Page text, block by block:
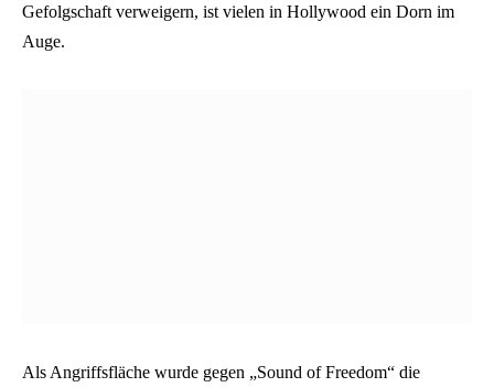
Gefolgschaft verweigern, ist vielen in Hollywood ein Dorn im
Auge.
Als Angriffsfläche wurde gegen „Sound of Freedom“ die